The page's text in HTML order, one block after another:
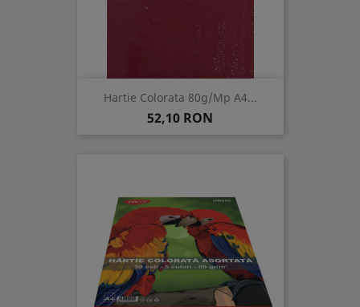
Hartie Colorata 80g/mp A4...
Pret
52,10 RON